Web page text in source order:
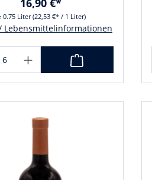
0.75 Liter(22,53 €* / 1 Liter)
16,90 €*
Lebensmittelinformationen